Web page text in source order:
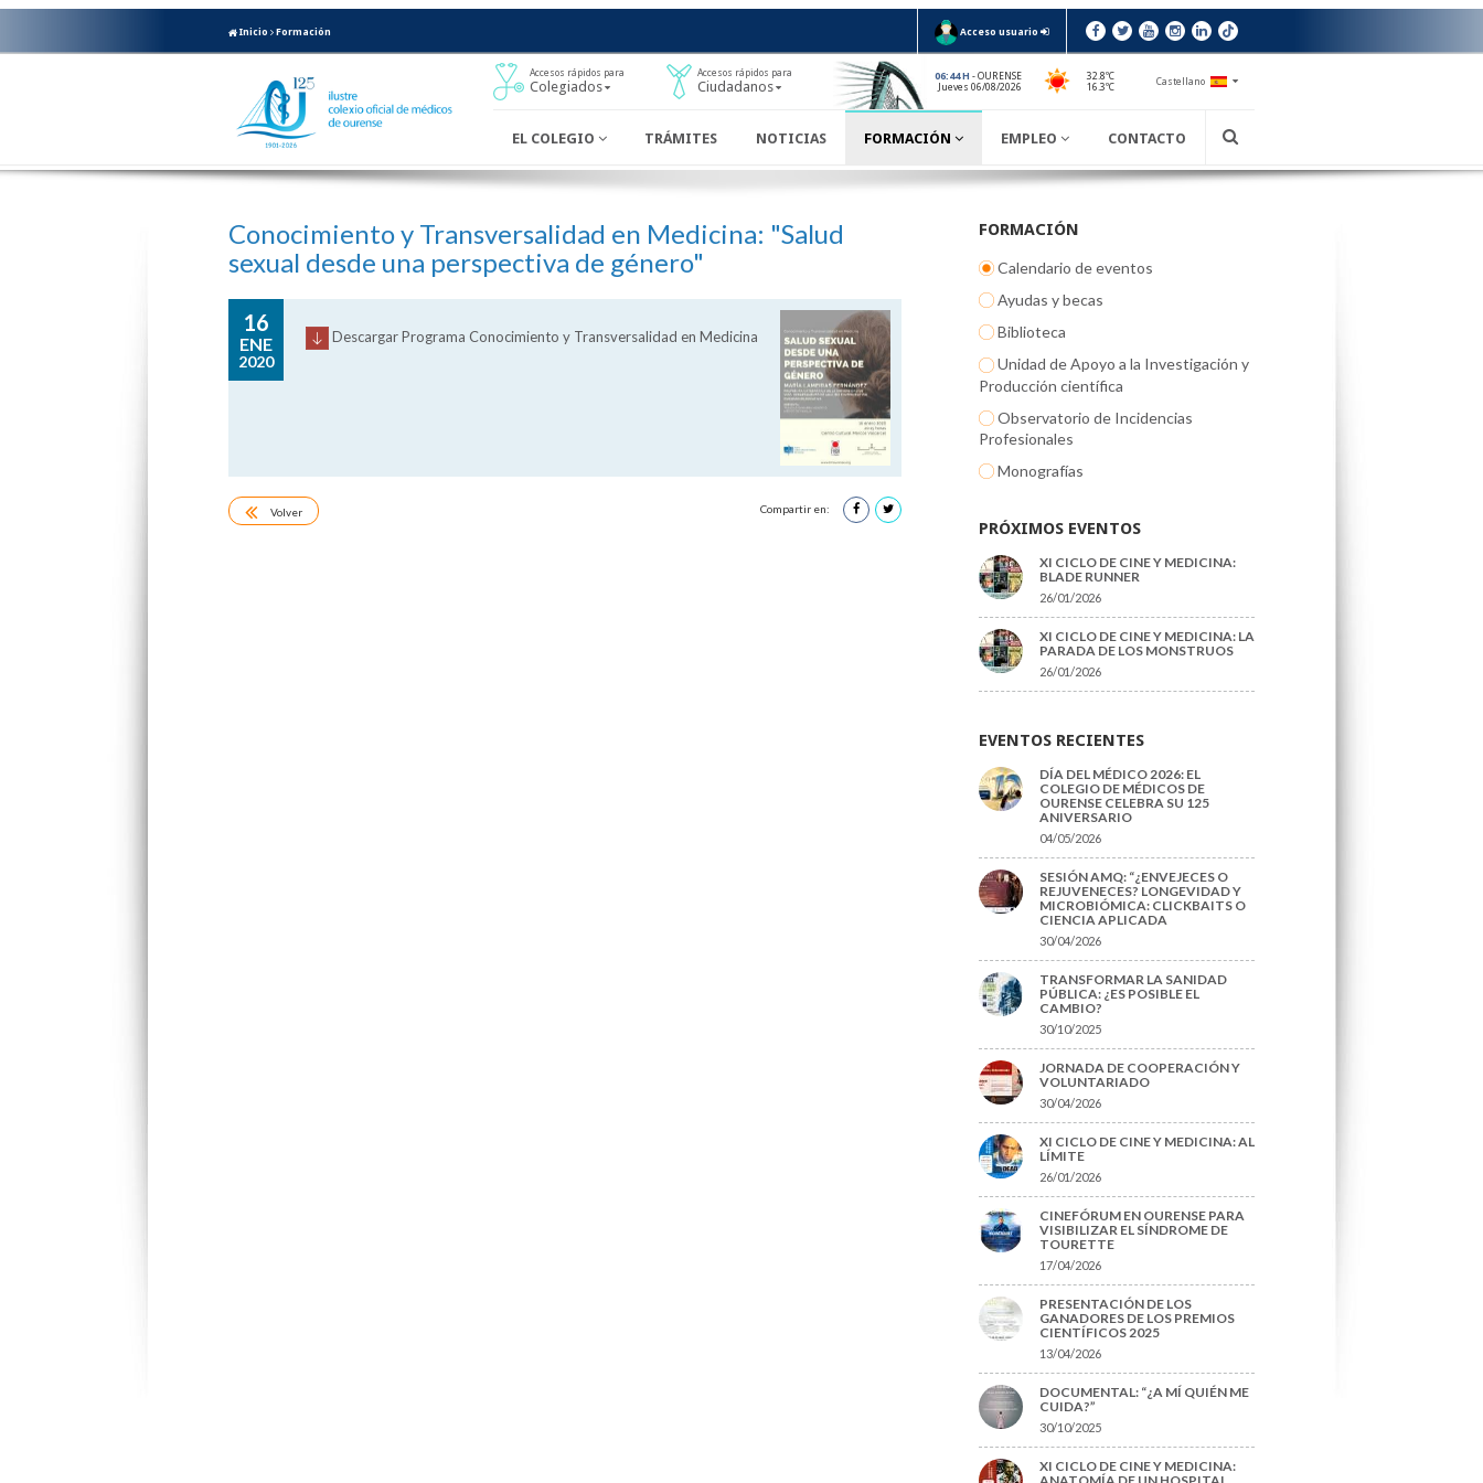
Inicio Formación Acceso usuario
Accesos rápidos para
Colegiados
Accesos rápidos para
Ciudadanos
06:44 H - OURENSE
Jueves 06/08/2026
32.8ºC
16.3ºC
Castellano
EL COLEGIO TRÁMITES NOTICIAS FORMACIÓN EMPLEO CONTACTO
Conocimiento y Transversalidad en Medicina: "Salud
sexual desde una perspectiva de género"
16
ENE
2020
Descargar Programa Conocimiento y Transversalidad en Medicina
Volver Compartir en:
FORMACIÓN
Calendario de eventos
Ayudas y becas
Biblioteca
Unidad de Apoyo a la Investigación y
Producción científica
Observatorio de Incidencias
Profesionales
Monografías
PRÓXIMOS EVENTOS
XI CICLO DE CINE Y MEDICINA:
BLADE RUNNER
26/01/2026
XI CICLO DE CINE Y MEDICINA: LA
PARADA DE LOS MONSTRUOS
26/01/2026
EVENTOS RECIENTES
DÍA DEL MÉDICO 2026: EL
COLEGIO DE MÉDICOS DE
OURENSE CELEBRA SU 125
ANIVERSARIO
04/05/2026
SESIÓN AMQ: “¿ENVEJECES O
REJUVENECES? LONGEVIDAD Y
MICROBIÓMICA: CLICKBAITS O
CIENCIA APLICADA
30/04/2026
TRANSFORMAR LA SANIDAD
PÚBLICA: ¿ES POSIBLE EL
CAMBIO?
30/10/2025
JORNADA DE COOPERACIÓN Y
VOLUNTARIADO
30/04/2026
XI CICLO DE CINE Y MEDICINA: AL
LÍMITE
26/01/2026
CINEFÓRUM EN OURENSE PARA
VISIBILIZAR EL SÍNDROME DE
TOURETTE
17/04/2026
PRESENTACIÓN DE LOS
GANADORES DE LOS PREMIOS
CIENTÍFICOS 2025
13/04/2026
DOCUMENTAL: “¿A MÍ QUIÉN ME
CUIDA?”
30/10/2025
XI CICLO DE CINE Y MEDICINA: